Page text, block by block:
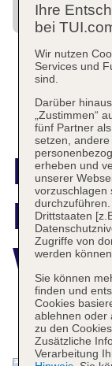
Das
Ihre
bei
Wir nutzen
Services und
sind.
Darüber
„Zustimmen“
fünf Partner
setzen,
erheben und
unserer
vorzuschlagen
Drittstaaten
Zugriffe von
werden
Sie können
finden und
Cookies
ablehnen oder
zu den
Zusätzliche
Verarbeitung